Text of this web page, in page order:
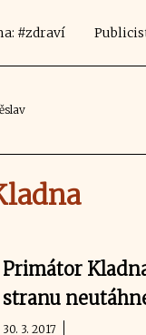
#zdraví
Primátor
stranu
30. 3. 2017